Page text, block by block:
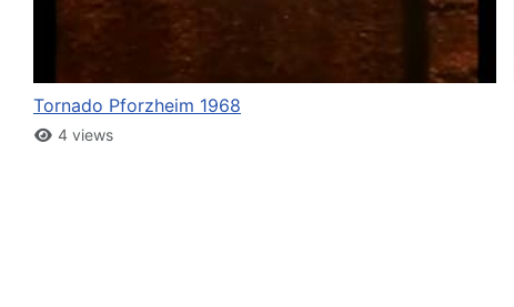
Tornado Pforzheim 1968
4 views